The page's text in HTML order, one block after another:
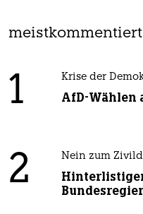
meistkommentiert
1 Krise der
AfD-Wählen
2 Nein zum